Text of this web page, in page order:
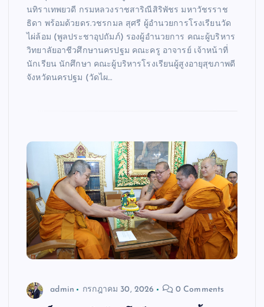
นทิราเทพยวดี กรมหลวงราชสาริณีสิริพัชร มหาวัชรราช
ธิดา พร้อมด้วยดร.วชรกมล สุศรี ผู้อำนวยการโรงเรียนวัด
ไผ่ล้อม (พูลประชาอุปถัมภ์) รองผู้อำนวยการ คณะผู้บริหาร
วิทยาลัยอาชีวศึกษานครปฐม คณะครู อาจารย์ เจ้าหน้าที่
นักเรียน นักศึกษา คณะผู้บริหารโรงเรียนผู้สูงอายุสุขภาพดี
จังหวัดนครปฐม (วัดไผ…
admin กรกฎาคม 30, 2026 0 Comments